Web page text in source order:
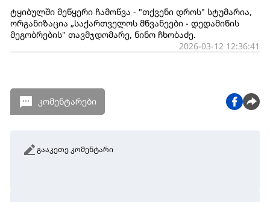
ტყიბულში მეწყერი ჩამოწვა - "თქვენი დროს" სტუმარია,
ორგანიზაცია „საქართველოს მწვანეები - დედამიწის
მეგობრების" თავმჯდომარე, ნინო ჩხობაძე.
2026-03-12 12:36:41
კომენტარები
გააკეთე კომენტარი